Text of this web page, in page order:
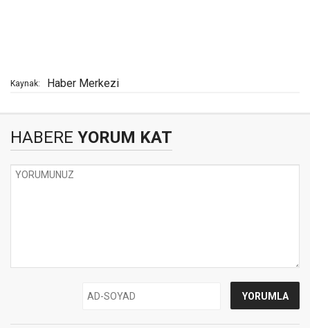
Kaynak: Haber Merkezi
HABERE YORUM KAT